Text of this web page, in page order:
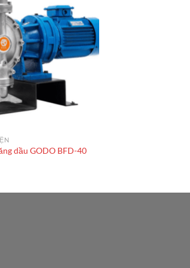
dầu GODO BFD-40